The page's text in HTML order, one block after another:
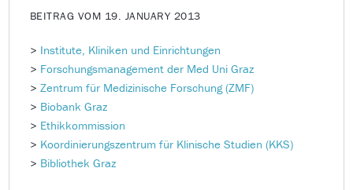
BEITRAG VOM 19. JANUARY 2013
> Institute, Kliniken und Einrichtungen
> Forschungsmanagement der Med Uni Graz
> Zentrum für Medizinische Forschung (ZMF)
> Biobank Graz
> Ethikkommission
> Koordinierungszentrum für Klinische Studien (KKS)
> Bibliothek Graz